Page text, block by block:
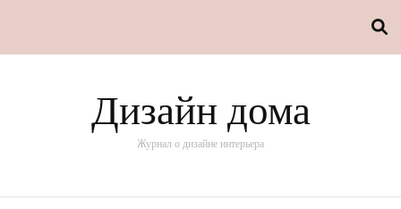
Дизайн дома
Журнал о дизайне интерьера